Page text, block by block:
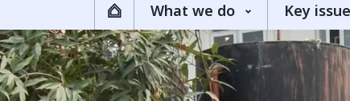
HomeWhat we do Key